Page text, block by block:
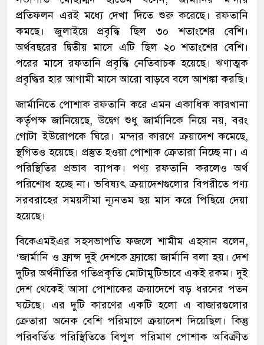
প্রতিফলন এরই মধ্যে দেখা দিতে শুরু করেছে। রফতানি
কমছে। জুলাইয়ে প্রবৃদ্ধি ছিল ৩০ শতাংশের বেশি।
অর্থবছরের দ্বিতীয় মাসে এটি ছিল ২০ শতাংশের বেশি।
পরের মাসে রফতানি প্রবৃদ্ধি নেতিবাচক হয়েছে। ঋণাত্মক
প্রবৃদ্ধির হার আগামী মাসে আরো বাড়বে বলে আশঙ্কা করছি।
জার্মানিতে পোশাক রফতানি করে এমন একাধিক কারখানা
কর্তৃপক্ষ জানিয়েছে, উদ্বেগ শুধু জার্মানিকে নিয়ে নয়, বরং
গোটা ইউরোপকে ঘিরে। মন্দার কারণে ক্রয়াদেশ কমেছে,
স্থগিতও হয়েছে। প্রস্তুত হওয়া পোশাক ক্রেতারা নিচ্ছে না। এ
পরিস্থিতির প্রভাব ব্যাপক। পণ্য রফতানি করলেও অর্থ
পরিশোধ হচ্ছে না। ভবিষ্যৎ ক্রয়াদেশগুলোর বিপরীতে পণ্য
সরবরাহের সময়সীমা ন্যূনতম ছয় মাস করে পিছিয়ে দেয়া
হয়েছে।
বিকেএমইএর সহসভাপতি ফজলে শামীম এহসান বলেন,
‘জার্মানি ও ফ্রান্স দুই দেশকে ফ্র্যাঙ্কো জার্মানি বলা হয়। দেশ
দুটির অর্থনীতির গতিপ্রকৃতি মোটামুটিভাবে একই রকম। দুই
দেশ থেকেই আসা পোশাকের ক্রয়াদেশে বড় ধরনের পতন
ঘটেছে। এর দুটি কারণের একটি হলো এ বাজারগুলোর
ক্রেতারা অনেক বেশি পরিমাণে ক্রয়াদেশ দিয়েছিল। কিন্তু
পরিবর্তিত পরিস্থিতিতে বিপুল পরিমাণ পোশাক অবিক্রীত